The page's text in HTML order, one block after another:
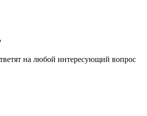
на любой интересующий вопрос